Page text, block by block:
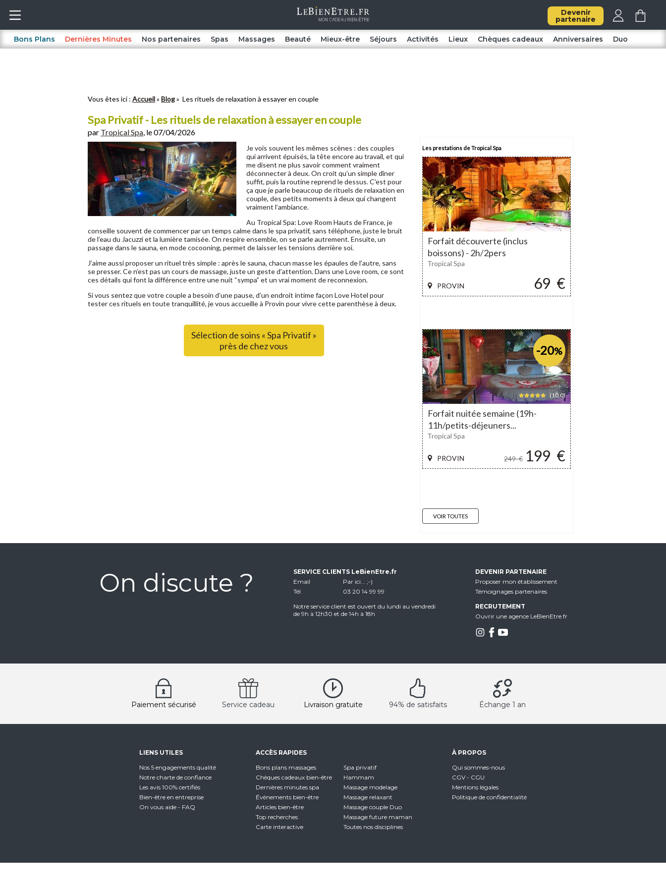
Devenir
partenaire
Bons Plans Dernières Minutes Nos partenaires Spas Massages Beauté Mieux-être Séjours Activités Lieux Chèques cadeaux Anniversaires Duo
Vous êtes ici : Accueil Blog Les rituels de relaxation à essayer en couple
Spa Privatif - Les rituels de relaxation à essayer en couple
par Tropical Spa, le 07/04/2026
Je vois souvent les mêmes scènes : des couples
qui arrivent épuisés, la tête encore au travail, et qui
me disent ne plus savoir comment vraiment
déconnecter à deux. On croit qu’un simple dîner
suffit, puis la routine reprend le dessus. C’est pour
ça que je parle beaucoup de rituels de relaxation en
couple, des petits moments à deux qui changent
vraiment l’ambiance.
Au Tropical Spa: Love Room Hauts de France, je
conseille souvent de commencer par un temps calme dans le spa privatif, sans téléphone, juste le bruit
de l’eau du Jacuzzi et la lumière tamisée. On respire ensemble, on se parle autrement. Ensuite, un
passage dans le sauna, en mode cocooning, permet de laisser les tensions derrière soi.
J’aime aussi proposer un rituel très simple : après le sauna, chacun masse les épaules de l’autre, sans
se presser. Ce n’est pas un cours de massage, juste un geste d’attention. Dans une Love room, ce sont
ces détails qui font la différence entre une nuit “sympa” et un vrai moment de reconnexion.
Si vous sentez que votre couple a besoin d’une pause, d’un endroit intime façon Love Hotel pour
tester ces rituels en toute tranquillité, je vous accueille à Provin pour vivre cette parenthèse à deux.
Sélection de soins « Spa Privatif »
près de chez vous
Les prestations de Tropical Spa
Forfait découverte (inclus
boissons) - 2h/2pers
69 €
PROVIN
Tropical Spa
-20%
(10,0)
Forfait nuitée semaine (19h-
11h/petits-déjeuners...
249€ 199 €
PROVIN
Tropical Spa
VOIR TOUTES
On discute ?
SERVICE CLIENTS LeBienEtre.fr
Email
Par ici... ;-)
Tél
03 20 14 99 99
Notre service client est ouvert du lundi au vendredi
de 9h à 12h30 et de 14h à 18h
DEVENIR PARTENAIRE
Proposer mon établissement
Témoignages partenaires
RECRUTEMENT
Ouvrir une agence LeBienEtre.fr
Paiement sécurisé Service cadeau Livraison gratuite 94% de satisfaits Échange 1 an
LIENS UTILES
Nos 5 engagements qualité
Notre charte de confiance
Les avis 100% certifiés
Bien-être en entreprise
On vous aide - FAQ
ACCÈS RAPIDES
Bons plans massages
Chèques cadeaux bien-être
Dernières minutes spa
Évènements bien-être
Articles bien-être
Top recherches
Carte interactive
Spa privatif
Hammam
Massage modelage
Massage relaxant
Massage couple Duo
Massage future maman
Toutes nos disciplines
À PROPOS
Qui sommes-nous
CGV - CGU
Mentions légales
Politique de confidentialité